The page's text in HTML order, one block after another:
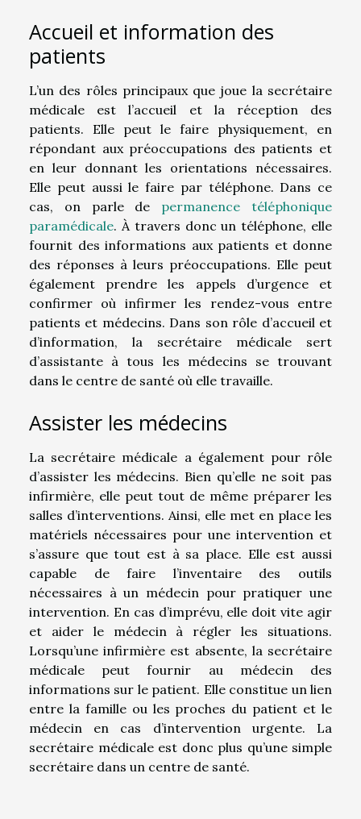
Accueil et information des
patients
L’un des rôles principaux que joue la secrétaire
médicale est l’accueil et la réception des
patients. Elle peut le faire physiquement, en
répondant aux préoccupations des patients et
en leur donnant les orientations nécessaires.
Elle peut aussi le faire par téléphone. Dans ce
cas, on parle de permanence téléphonique
paramédicale. À travers donc un téléphone, elle
fournit des informations aux patients et donne
des réponses à leurs préoccupations. Elle peut
également prendre les appels d’urgence et
confirmer où infirmer les rendez-vous entre
patients et médecins. Dans son rôle d’accueil et
d’information, la secrétaire médicale sert
d’assistante à tous les médecins se trouvant
dans le centre de santé où elle travaille.
Assister les médecins
La secrétaire médicale a également pour rôle
d’assister les médecins. Bien qu’elle ne soit pas
infirmière, elle peut tout de même préparer les
salles d’interventions. Ainsi, elle met en place les
matériels nécessaires pour une intervention et
s’assure que tout est à sa place. Elle est aussi
capable de faire l’inventaire des outils
nécessaires à un médecin pour pratiquer une
intervention. En cas d’imprévu, elle doit vite agir
et aider le médecin à régler les situations.
Lorsqu’une infirmière est absente, la secrétaire
médicale peut fournir au médecin des
informations sur le patient. Elle constitue un lien
entre la famille ou les proches du patient et le
médecin en cas d’intervention urgente. La
secrétaire médicale est donc plus qu’une simple
secrétaire dans un centre de santé.